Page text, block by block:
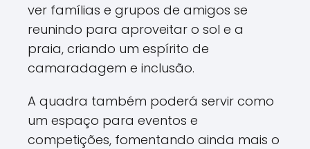
ver famílias e grupos de amigos se
reunindo para aproveitar o sol e a
praia, criando um espírito de
camaradagem e inclusão.
A quadra também poderá servir como
um espaço para eventos e
competições, fomentando ainda mais o